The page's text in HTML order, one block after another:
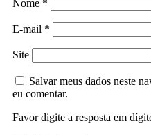
Nome *
E-mail *
Site
Salvar meus dados neste
eu comentar.
Favor digite a resposta em